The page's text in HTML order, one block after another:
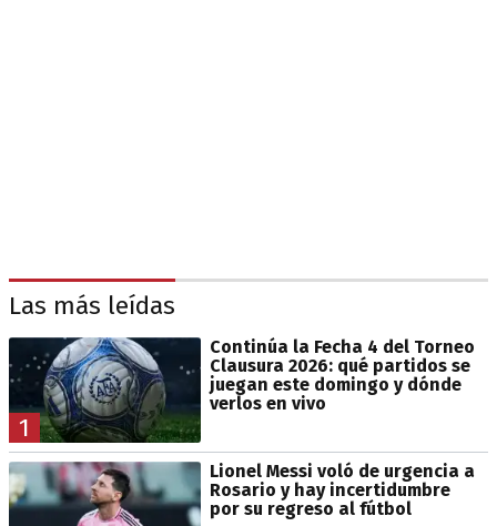
Las más leídas
1
Continúa la Fecha 4 del Torneo
Clausura 2026: qué partidos se
juegan este domingo y dónde
verlos en vivo
Lionel Messi voló de urgencia a
Rosario y hay incertidumbre
por su regreso al fútbol